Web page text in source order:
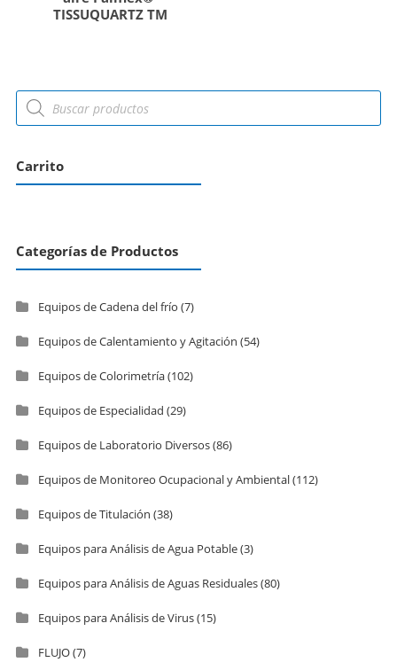
TISSUQUARTZ TM
Carrito
Categorías de Productos
Equipos de Cadena del frío (7)
Equipos de Calentamiento y Agitación (54)
Equipos de Colorimetría(102)
Equipos de Especialidad (29)
Equipos de Laboratorio Diversos(86)
Equipos de Monitoreo Ocupacional y Ambiental(112)
Equipos de Titulación (38)
Equipos para Análisis de Agua Potable(3)
Equipos para Análisis de Aguas Residuales(80)
Equipos para Análisis de Virus(15)
FLUJO(7)